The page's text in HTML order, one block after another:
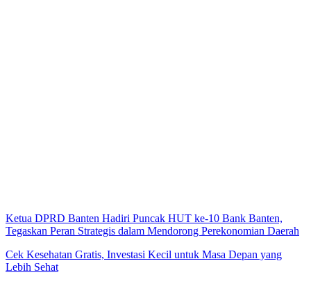
Ketua DPRD Banten Hadiri Puncak HUT ke-10 Bank Banten,
Tegaskan Peran Strategis dalam Mendorong Perekonomian Daerah
Cek Kesehatan Gratis, Investasi Kecil untuk Masa Depan yang
Lebih Sehat